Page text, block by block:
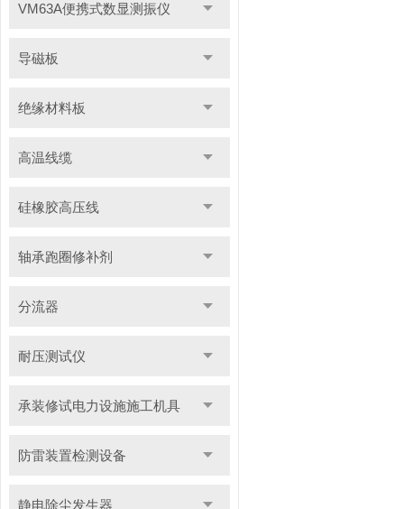
VM63A便携式数显测振仪
导磁板
绝缘材料板
高温线缆
硅橡胶高压线
轴承跑圈修补剂
分流器
耐压测试仪
承装修试电力设施施工机具
防雷装置检测设备
静电除尘发生器